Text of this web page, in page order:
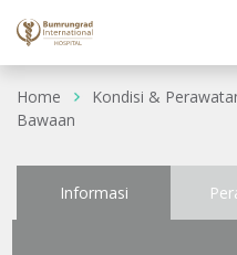
Home Kondisi &
Bawaan
Informasi